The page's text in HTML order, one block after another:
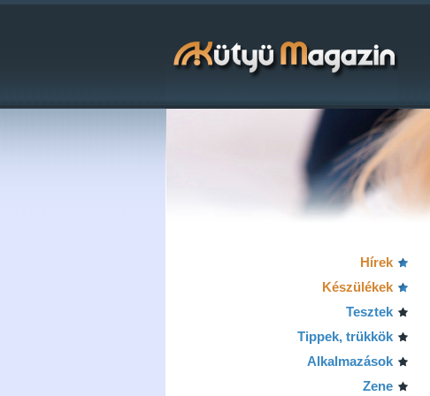
Hírek
Készülékek
Tesztek
Tippek, trükkök
Alkalmazások
Zene